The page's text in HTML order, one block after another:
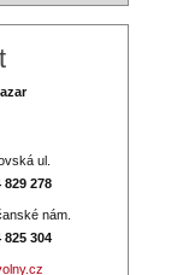
ul.
829 278
nám.
825 304